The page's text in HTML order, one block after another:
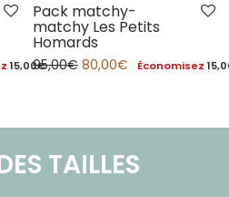
15,00€
Pack matchy-
matchy Les Petits
Homards
95,00€ 80,00€ Économisez
TAILLES